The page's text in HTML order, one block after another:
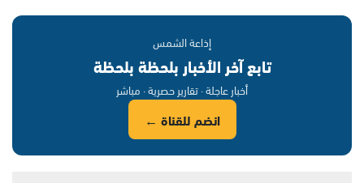
إذاعة الشمس
تابع آخر الأخبار بلحظة بلحظة
أخبار عاجلة · تقارير حصرية · مباشر
انضم للقناة ←